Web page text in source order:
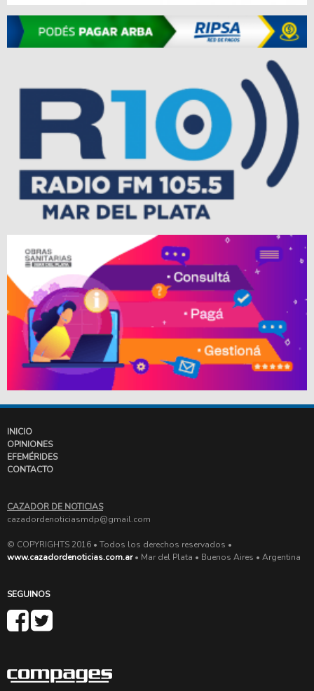
INICIO
OPINIONES
EFEMÉRIDES
CONTACTO
CAZADOR DE NOTICIAS
cazadordenoticiasmdp@gmail.com
© COPYRIGHTS 2016 • Todos los derechos reservados •
www.cazadordenoticias.com.ar• Mar del Plata • Buenos Aires • Argentina
SEGUINOS